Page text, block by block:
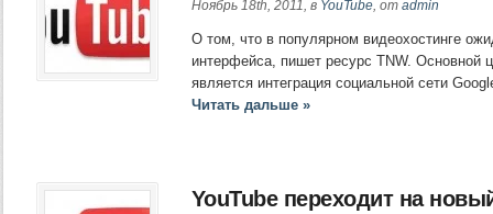
Ноябрь 18th, 2011, в YouTube, от admin
О том, что в популярном видеохостинге
интерфейса, пишет ресурс TNW. Основной
является интеграция социальной сети
Читать дальше »
YouTube переходит на